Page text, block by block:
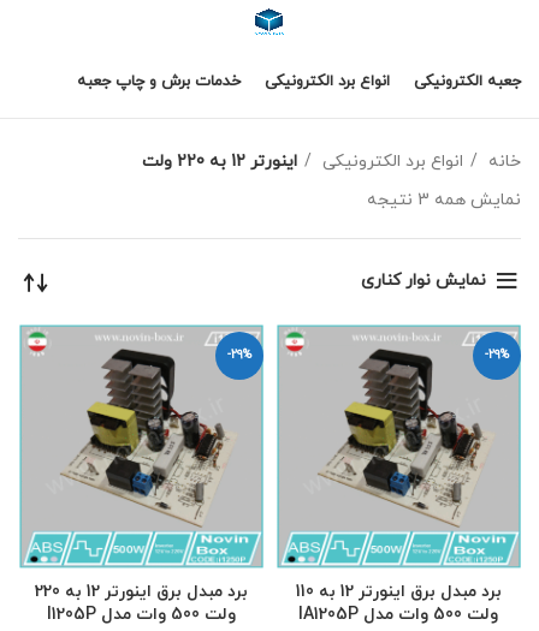
جعبه الکترونیکی انواع برد الکترونیکی خدمات برش و چاپ جعبه
خانه انواع برد الکترونیکی
اینورتر 12 به 220 ولت
نمایش همه 3 نتیجه
نمایش نوار کناری
-29%
برد مبدل برق اینورتر 12 به 110
ولت 500 وات مدل IA1205P
-29%
برد مبدل برق اینورتر 12 به 220
ولت 500 وات مدل I1205P